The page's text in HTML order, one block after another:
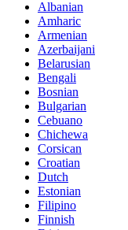
Albanian
Amharic
Armenian
Azerbaijani
Belarusian
Bengali
Bosnian
Bulgarian
Cebuano
Chichewa
Corsican
Croatian
Dutch
Estonian
Filipino
Finnish